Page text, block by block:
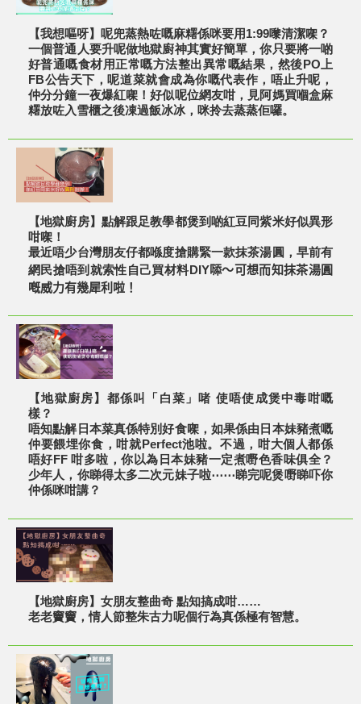
【我想嘔呀】呢兜蒸熱咗嘅麻糬係咪要用1:99嚟清潔㗎？
一個普通人要升呢做地獄廚神其實好簡單，你只要將一啲
好普通嘅食材用正常嘅方法整出異常嘅結果，然後PO上
FB公告天下，呢道菜就會成為你嘅代表作，唔止升呢，
仲分分鐘一夜爆紅㗎！好似呢位網友咁，見阿媽買嗰盒麻
糬放咗入雪櫃之後凍過飯冰冰，咪拎去蒸蒸佢囉。
【地獄廚房】點解跟足教學都煲到啲紅豆同紫米好似異形
咁㗎！
最近唔少台灣朋友仔都喺度搶購緊一款抹茶湯圓，早前有
網民搶唔到就索性自己買材料DIY𠻹～可想而知抹茶湯圓
嘅威力有幾犀利啦！
【地獄廚房】都係叫「白菜」啫 使唔使成煲中毒咁嘅
樣？
唔知點解日本菜真係特別好食㗎，如果係由日本妹豬煮嘅
仲要餵埋你食，咁就Perfect池啦。不過，咁大個人都係
唔好FF 咁多啦，你以為日本妹豬一定煮嘢色香味俱全？
少年人，你睇得太多二次元妹子啦⋯⋯睇完呢煲嘢睇吓你
仲係咪咁講？
【地獄廚房】女朋友整曲奇 點知搞成咁……
老老竇竇，情人節整朱古力呢個行為真係極有智慧。